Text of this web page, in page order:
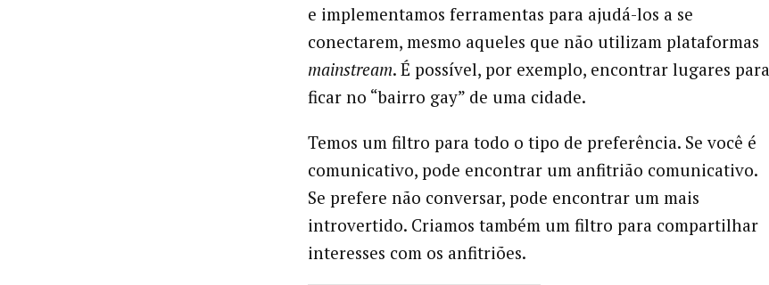
e implementamos ferramentas para ajudá-los a se
conectarem, mesmo aqueles que não utilizam plataformas
mainstream. É possível, por exemplo, encontrar lugares para
ficar no “bairro gay” de uma cidade.
Temos um filtro para todo o tipo de preferência. Se você é
comunicativo, pode encontrar um anfitrião comunicativo.
Se prefere não conversar, pode encontrar um mais
introvertido. Criamos também um filtro para compartilhar
interesses com os anfitriões.